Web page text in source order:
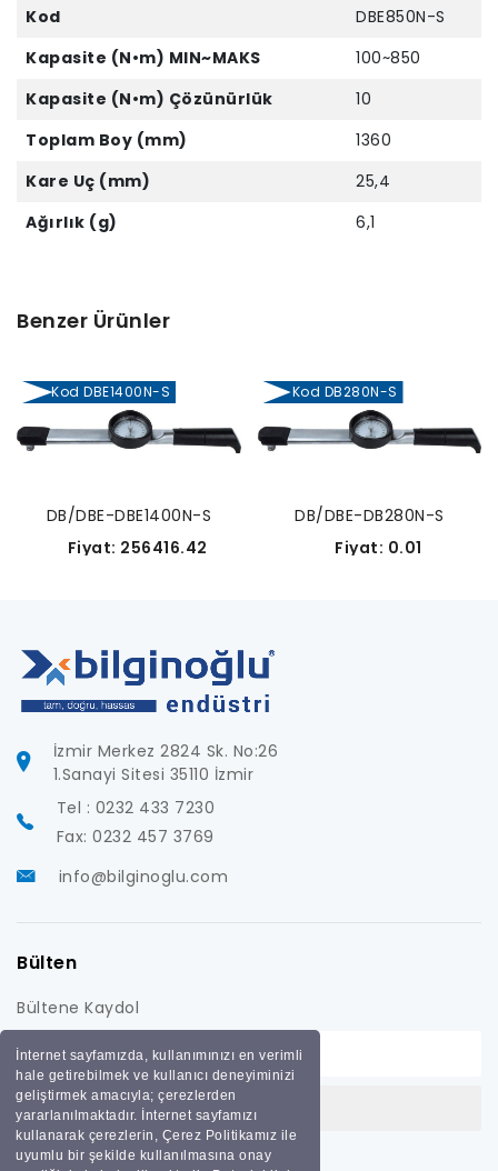
İnternet sayfamızda, kullanımınızı en verimli
hale getirebilmek ve kullanıcı deneyiminizi
geliştirmek amacıyla; çerezlerden
yararlanılmaktadır. İnternet sayfamızı
kullanarak çerezlerin, Çerez Politikamız ile
uyumlu bir şekilde kullanılmasına onay
Kod
DBE850N-S
Kapasite (N•m) MIN~MAKS
100~850
Kapasite (N•m) Çözünürlük
10
Toplam Boy (mm)
1360
Kare Uç (mm)
25,4
Ağırlık (g)
6,1
Benzer Ürünler
Kod DBE1400N-S
DB/DBE-DBE1400N-S
Fiyat: 256416.42
Kod DB280N-S
DB/DBE-DB280N-S
Fiyat: 0.01
İzmir Merkez 2824 Sk. No:26
1.Sanayi Sitesi 35110 İzmir
Tel : 0232 433 7230
Fax: 0232 457 3769
info@bilginoglu.com
Bülten
Bültene Kaydol